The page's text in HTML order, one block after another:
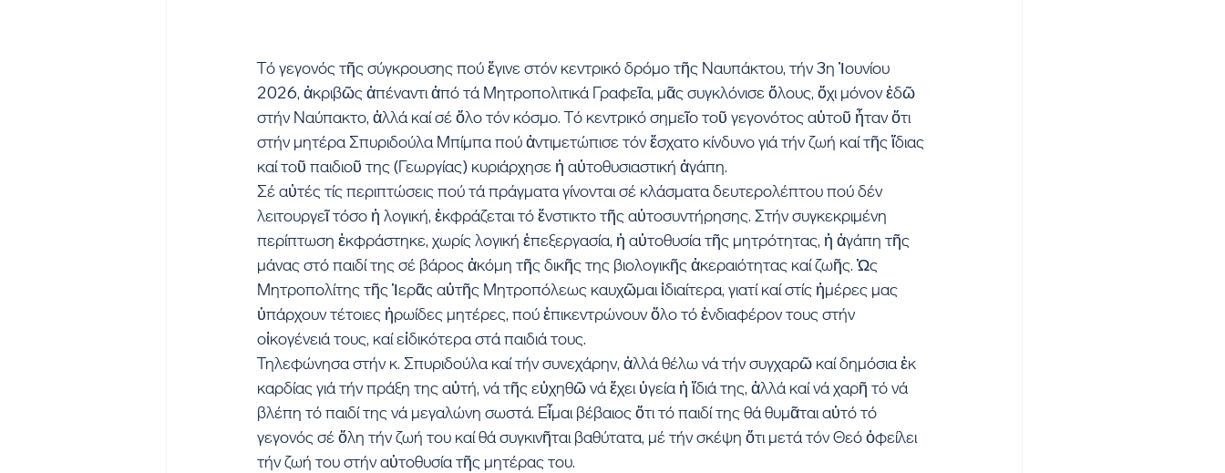
Τό γεγονός τῆς σύγκρουσης πού ἔγινε στόν κεντρικό δρόμο τῆς Ναυπάκτου, τήν 3η Ἰουνίου
2026, ἀκριβῶς ἀπέναντι ἀπό τά Μητροπολιτικά Γραφεῖα, μᾶς συγκλόνισε ὅλους, ὄχι μόνον ἐδῶ
στήν Ναύπακτο, ἀλλά καί σέ ὅλο τόν κόσμο. Τό κεντρικό σημεῖο τοῦ γεγονότος αὐτοῦ ἦταν ὅτι
στήν μητέρα Σπυριδούλα Μπίμπα πού ἀντιμετώπισε τόν ἔσχατο κίνδυνο γιά τήν ζωή καί τῆς ἴδιας
καί τοῦ παιδιοῦ της (Γεωργίας) κυριάρχησε ἡ αὐτοθυσιαστική ἀγάπη.
Σέ αὐτές τίς περιπτώσεις πού τά πράγματα γίνονται σέ κλάσματα δευτερολέπτου πού δέν
λειτουργεῖ τόσο ἡ λογική, ἐκφράζεται τό ἔνστικτο τῆς αὐτοσυντήρησης. Στήν συγκεκριμένη
περίπτωση ἐκφράστηκε, χωρίς λογική ἐπεξεργασία, ἡ αὐτοθυσία τῆς μητρότητας, ἡ ἀγάπη τῆς
μάνας στό παιδί της σέ βάρος ἀκόμη τῆς δικῆς της βιολογικῆς ἀκεραιότητας καί ζωῆς. Ὡς
Μητροπολίτης τῆς Ἱερᾶς αὐτῆς Μητροπόλεως καυχῶμαι ἰδιαίτερα, γιατί καί στίς ἡμέρες μας
ὑπάρχουν τέτοιες ἡρωίδες μητέρες, πού ἐπικεντρώνουν ὅλο τό ἐνδιαφέρον τους στήν
οἰκογένειά τους, καί εἰδικότερα στά παιδιά τους.
Τηλεφώνησα στήν κ. Σπυριδούλα καί τήν συνεχάρην, ἀλλά θέλω νά τήν συγχαρῶ καί δημόσια ἐκ
καρδίας γιά τήν πράξη της αὐτή, νά τῆς εὐχηθῶ νά ἔχει ὑγεία ἡ ἴδιά της, ἀλλά καί νά χαρῆ τό νά
βλέπη τό παιδί της νά μεγαλώνη σωστά. Εἶμαι βέβαιος ὅτι τό παιδί της θά θυμᾶται αὐτό τό
γεγονός σέ ὅλη τήν ζωή του καί θά συγκινῆται βαθύτατα, μέ τήν σκέψη ὅτι μετά τόν Θεό ὀφείλει
τήν ζωή του στήν αὐτοθυσία τῆς μητέρας του.